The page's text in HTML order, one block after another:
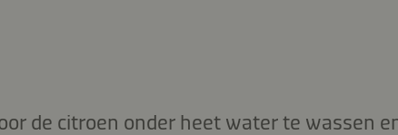
de citroen onder heet water te wassen